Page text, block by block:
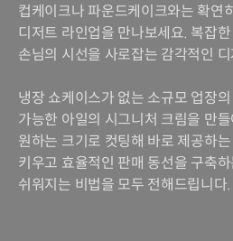
컵케이크나 파운드케이크와는 확연
디저트 라인업을 만나보세요. 복잡
손님의 시선을 사로잡는 감각적인
냉장 쇼케이스가 없는 소규모 업장
가능한 아일의 시그니처 크림을 만
원하는 크기로 컷팅해 바로 제공하
키우고 효율적인 판매 동선을 구축
쉬워지는 비법을 모두 전해드립니다.